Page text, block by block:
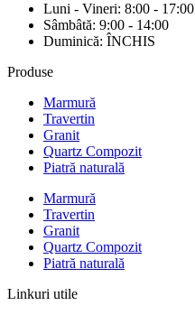
Luni - Vineri: 8:00 - 17:00
Sâmbâtă: 9:00 - 14:00
Duminică: ÎNCHIS
Produse
Marmură
Travertin
Granit
Quartz Compozit
Piatră naturală
Marmură
Travertin
Granit
Quartz Compozit
Piatră naturală
Linkuri utile